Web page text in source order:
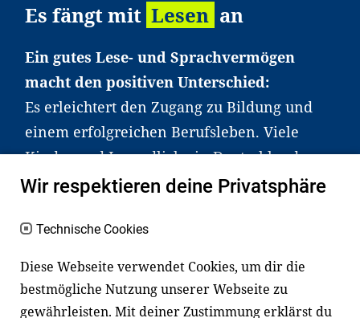
Es fängt mit Lesen an
Ein gutes Lese- und Sprachvermögen
macht den positiven Unterschied:
Es erleichtert den Zugang zu Bildung und
einem erfolgreichen Berufsleben. Viele
Kinder und Jugendliche in Deutschland
haben aber große Schwierigkeiten dabei.
an Familien sowie an Erzieher*innen,
Fachexpert*innen. Dafür arbeiten wir eng
mit Ministerien, wissenschaftlichen
Wir respektieren deine Privatsphäre
Technische Cookies
Diese Webseite verwendet Cookies, um dir die
bestmögliche Nutzung unserer Webseite zu
gewährleisten. Mit deiner Zustimmung erklärst du